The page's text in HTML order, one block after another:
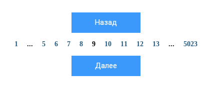
Назад
1 ... 5 6 7 8 9 10 11 12 13 ... 5023
Далее